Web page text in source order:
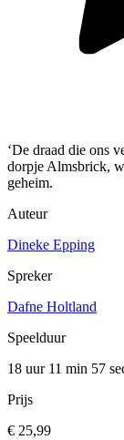
‘De draad die ons
dorpje Almsbrick,
geheim.
Auteur
Dineke Epping
Spreker
Dafne Holtland
Speelduur
18 uur 11 min 57
Prijs
€ 25,99